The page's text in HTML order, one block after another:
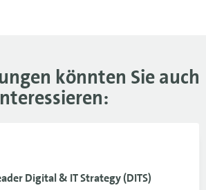
könnten Sie auch
Digital & IT Strategy (DITS)